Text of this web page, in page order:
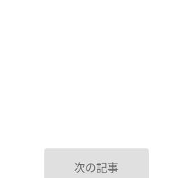
次の記事